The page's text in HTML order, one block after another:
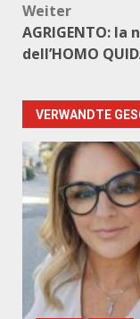
Weiter
AGRIGENTO:
dell’HOMO
VERWANDTE